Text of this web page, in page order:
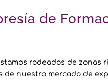
de
rodeados de zonas
nuestro mercado de